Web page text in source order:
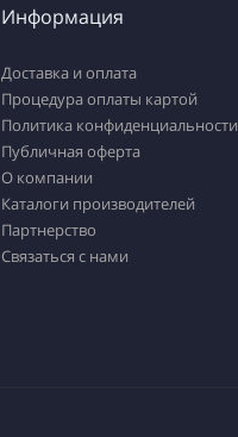
Информация
Доставка и оплата
Процедура оплаты картой
Политика конфиденциальности
Публичная оферта
О компании
Каталоги производителей
Партнерство
Связаться с нами